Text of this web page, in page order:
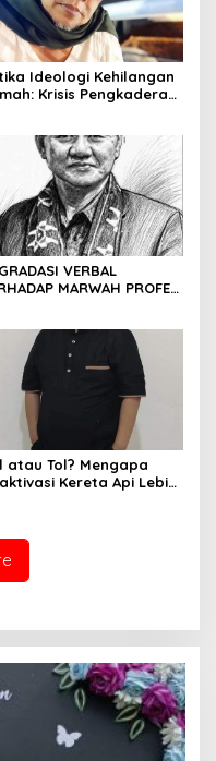
Ideologi Kehilangan
Krisis Pengkaderan
yang
Arah
VERBAL
MARWAH PROFESI
ADVOKAT HOTMAN
HUTAPEA
atau Tol? Mengapa
Kereta Api Lebih